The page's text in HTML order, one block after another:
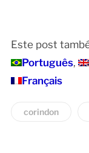
Este post
Português
Français
corindon